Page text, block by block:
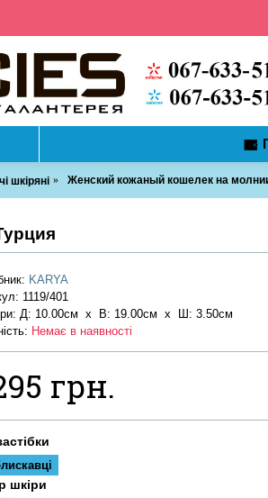
шкіряні Женский кожаный кошелек на
KARYA
1119/401
Д: 10.00см х В: 19.00см x Ш: 3.50см
Немає в наявності
грн.
шкіри